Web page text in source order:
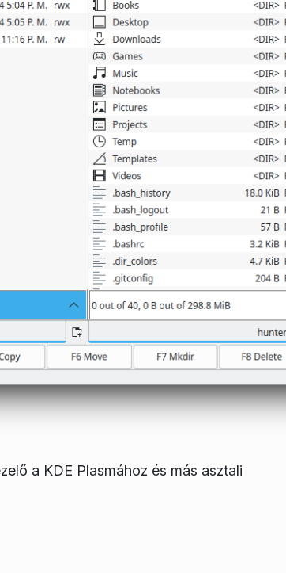
a KDE Plasmához és más asztali